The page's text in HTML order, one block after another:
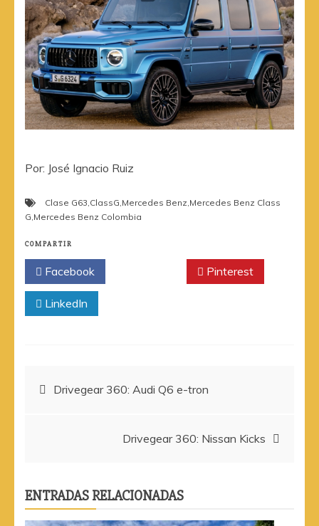
Por: José Ignacio Ruiz
Clase G63 ClassG Mercedes Benz Mercedes Benz Class
G Mercedes Benz Colombia
COMPARTIR
Facebook Pinterest
LinkedIn
Navegación
Drivegear 360: Audi Q6 e-tron
Drivegear 360: Nissan Kicks
ENTRADAS RELACIONADAS